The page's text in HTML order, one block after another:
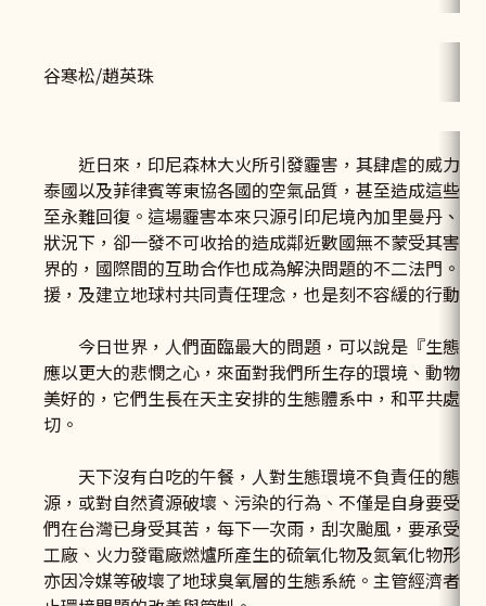
谷寒松/趙英珠
近日來，印尼森林大火所引發霾害，其肆虐的威力，
泰國以及菲律賓等東協各國的空氣品質，甚至造成這些
至永難回復。這場霾害本來只源引印尼境內加里曼丹、
狀況下，卻一發不可收拾的造成鄰近數國無不蒙受其害
界的，國際間的互助合作也成為解決問題的不二法門。
援，及建立地球村共同責任理念，也是刻不容緩的行動。
今日世界，人們面臨最大的問題，可以說是『生態環
應以更大的悲憫之心，來面對我們所生存的環境、動物
美好的，它們生長在天主安排的生態體系中，和平共處
切。
天下沒有白吃的午餐，人對生態環境不負責任的態度
源，或對自然資源破壞、污染的行為、不僅是自身要受
們在台灣已身受其苦，每下一次雨，刮次颱風，要承受
工廠、火力發電廠燃爐所產生的硫氧化物及氮氧化物形
亦因冷媒等破壞了地球臭氧層的生態系統。主管經濟者